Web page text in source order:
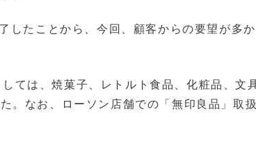
したことから、今回、顧客からの要望が多
ては、焼菓子、レトルト食品、化粧品、文
。なお、ローソン店舗での「無印良品」取